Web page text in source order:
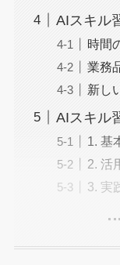
AIスキル
時間
業務
新し
AIスキル
1. 基
2. 活
3. 実